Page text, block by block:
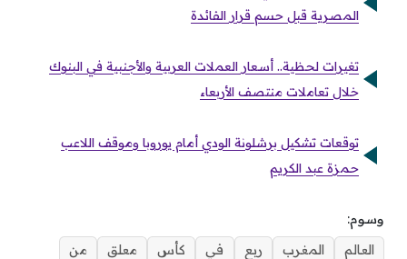
المصرية قبل حسم قرار الفائدة
تغيرات لحظية.. أسعار العملات العربية والأجنبية في البنوك
خلال تعاملات منتصف الأربعاء
توقعات تشكيل برشلونة الودي أمام يوروبا وموقف اللاعب
حمزة عبد الكريم
وسوم:
العالم
المغرب ربع في كأس معلق
من